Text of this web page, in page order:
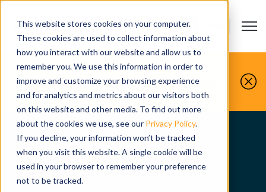
This website stores cookies on your computer.
These cookies are used to collect information about
how you interact with our website and allow us to
remember you. We use this information in order to
improve and customize your browsing experience
and for analytics and metrics about our visitors both
on this website and other media. To find out more
about the cookies we use, see our Privacy Policy.
If you decline, your information won’t be tracked
when you visit this website. A single cookie will be
used in your browser to remember your preference
not to be tracked.
Open
KONTAKT Show
Sie machen es, wir simulieren es.
Buchen Sie noch heute Ihre kostenlose
Demo.
Kontaktieren Sie
uns